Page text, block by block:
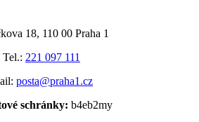
18, 110 00 Praha 1
Tel.: 221 097 111
posta@praha1.cz
schránky: b4eb2my